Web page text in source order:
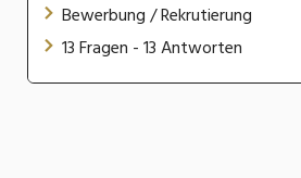
Bewerbung / Rekrutierung
13 Fragen - 13 Antworten